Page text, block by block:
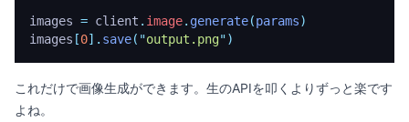
images = client . image. generate(params)
images [0]. save( "output.png")
これだけで画像生成ができます。生のAPIを叩くよりずっと楽です
よね。